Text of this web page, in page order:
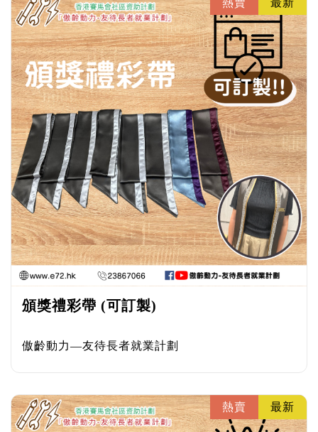
熱賣 最新
頒獎禮彩帶 (可訂製)
傲齡動力—友待長者就業計劃
熱賣 最新